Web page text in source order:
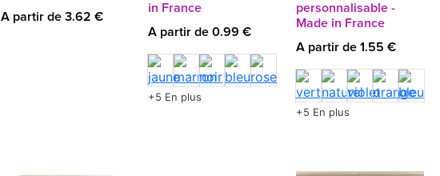
A partir de 3.62 €
in France
A partir de 0.99 €
+5 En plus
personnalisable -
Made in France
A partir de 1.55 €
+5 En plus